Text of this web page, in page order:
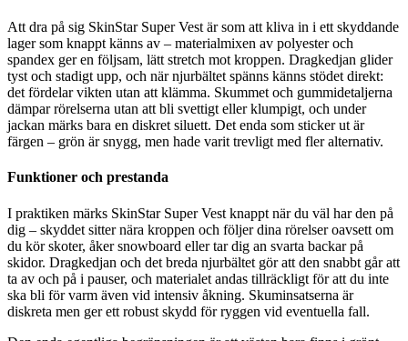
Att dra på sig SkinStar Super Vest är som att kliva in i ett skyddande
lager som knappt känns av – materialmixen av polyester och
spandex ger en följsam, lätt stretch mot kroppen. Dragkedjan glider
tyst och stadigt upp, och när njurbältet spänns känns stödet direkt:
det fördelar vikten utan att klämma. Skummet och gummidetaljerna
dämpar rörelserna utan att bli svettigt eller klumpigt, och under
jackan märks bara en diskret siluett. Det enda som sticker ut är
färgen – grön är snygg, men hade varit trevligt med fler alternativ.
Funktioner och prestanda
I praktiken märks SkinStar Super Vest knappt när du väl har den på
dig – skyddet sitter nära kroppen och följer dina rörelser oavsett om
du kör skoter, åker snowboard eller tar dig an svarta backar på
skidor. Dragkedjan och det breda njurbältet gör att den snabbt går att
ta av och på i pauser, och materialet andas tillräckligt för att du inte
ska bli för varm även vid intensiv åkning. Skuminsatserna är
diskreta men ger ett robust skydd för ryggen vid eventuella fall.